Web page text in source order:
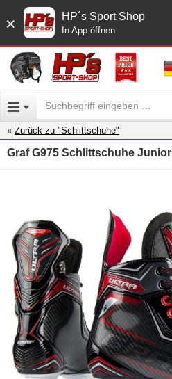
× HP´s Sport Shop
In App öffnen
Zurück zu "Schlittschuhe"
Graf G975 Schlittschuhe Junior